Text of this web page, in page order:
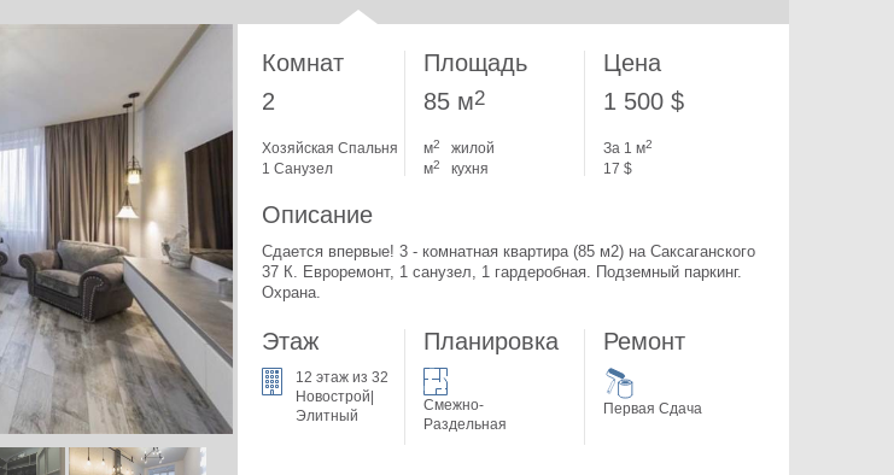
Комнат
2
Хозяйская Спальня
1 Санузел
Площадь
85 м2
м2
жилой
м2 кухня
Цена
1 500 $
За 1 м2
17 $
Описание
Сдается впервые! 3 - комнатная квартира (85 м2) на Саксаганского
37 К. Евроремонт, 1 санузел, 1 гардеробная. Подземный паркинг.
Охрана.
Этаж
12 этаж из 32
Новострой|
Элитный
Планировка
Смежно-
Раздельная
Ремонт
Первая Сдача